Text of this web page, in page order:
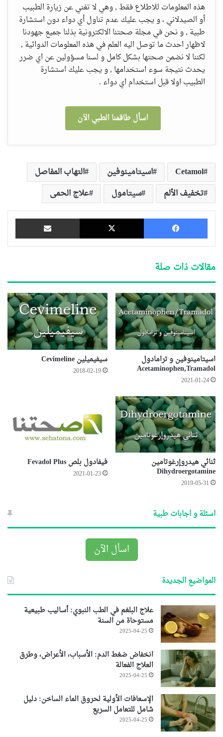
هذه المعلومات للاطلاع فقط , وهي لا تغني عن زيارة الطبيب
أو الصيدلاني ، و يجب عليك عدم تناول أي دواء دون استشارة
طبية , و نحن في مجلة صحتنا الالكترونية بذلنا جميع جهودنا
لاظهار احدث ما توصل اليه العلم في هذه المعلومات الدوائية ,
لكننا لا نضمن صحتها بشكل كامل و لسنا مسؤولين عن اي ضرر
يحدث نتيجة سوء استخدامها , و يجب عليك استشارة
الطبيب اولا قبل استخدام اي دواء .
اسأل طاقمنا الطبي الآن
Cetamol اسيتامينوفين
التهاب المفاصل
تخفيف الألم
سيتامول علاج الحمى
فيسبوك ‫X
مقالات ذات صلة
اسيتامينوفين و ترامادول
Acetaminophen,Tramadol
2021-01-24
سيفيميلين Cevimeline
2018-02-19
ثنائي هيدروإرغوتامين
Dihydroergotamine
2019-05-31
فيفادول بلص Fevadol Plus
2021-01-23
اسئلة و اجابات طبية
اسأل الآن
المواضيع الجديدة
علاج البلغم في الطب النبوي: أساليب طبيعية
مستوحاة من السنة
2025-04-25
انخفاض ضغط الدم: الأسباب، الأعراض، وطرق
العلاج الفعالة
2025-04-25
الإسعافات الأولية لحروق الماء الساخن: دليل
شامل للتعامل السريع
2025-04-25